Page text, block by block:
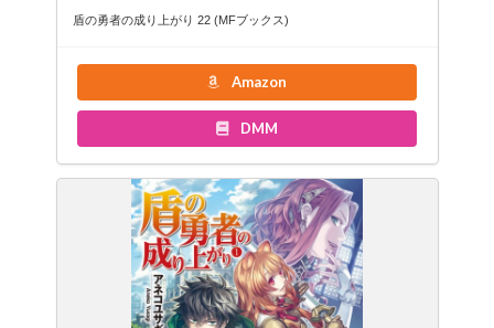
盾の勇者の成り上がり 22 (MFブックス)
Amazon
DMM